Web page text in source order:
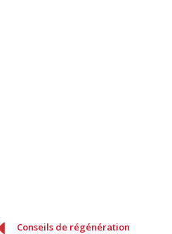
Conseils de régénération